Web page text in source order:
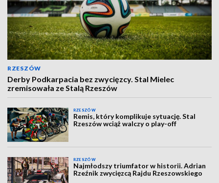
RZESZÓW
Derby Podkarpacia bez zwycięzcy. Stal Mielec
zremisowała ze Stalą Rzeszów
RZESZÓW
Remis, który komplikuje sytuację. Stal
Rzeszów wciąż walczy o play-off
RZESZÓW
Najmłodszy triumfator w historii. Adrian
Rzeźnik zwycięzcą Rajdu Rzeszowskiego